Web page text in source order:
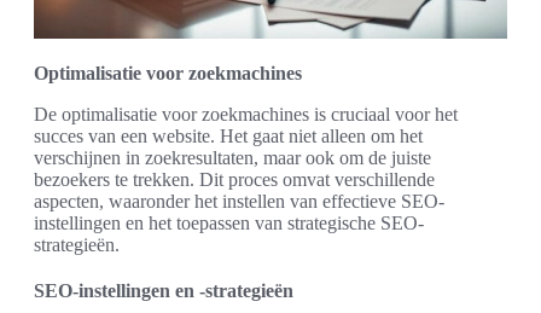
Optimalisatie voor zoekmachines
De optimalisatie voor zoekmachines is cruciaal voor het
succes van een website. Het gaat niet alleen om het
verschijnen in zoekresultaten, maar ook om de juiste
bezoekers te trekken. Dit proces omvat verschillende
aspecten, waaronder het instellen van effectieve SEO-
instellingen en het toepassen van strategische SEO-
strategieën.
SEO-instellingen en -strategieën